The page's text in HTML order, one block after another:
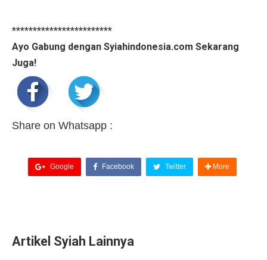
************************
Ayo Gabung dengan Syiahindonesia.com Sekarang
Juga!
Share on Whatsapp :
Google Facebook Twitter More
Artikel Syiah Lainnya